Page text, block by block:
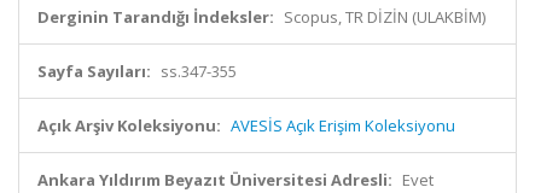
Derginin Tarandığı İndeksler: Scopus, TR DİZİN (ULAKBİM)
Sayfa Sayıları: ss.347-355
Açık Arşiv Koleksiyonu: AVESİS Açık Erişim Koleksiyonu
Ankara Yıldırım Beyazıt Üniversitesi Adresli: Evet